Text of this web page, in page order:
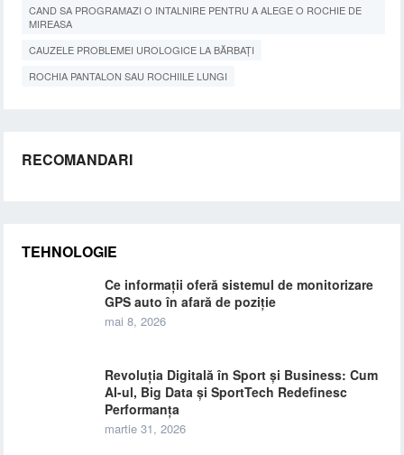
CAND SA PROGRAMAZI O INTALNIRE PENTRU A ALEGE O ROCHIE DE
MIREASA
CAUZELE PROBLEMEI UROLOGICE LA BĂRBAȚI
ROCHIA PANTALON SAU ROCHIILE LUNGI
RECOMANDARI
TEHNOLOGIE
Ce informații oferă sistemul de monitorizare
GPS auto în afară de poziție
mai 8, 2026
Revoluția Digitală în Sport și Business: Cum
AI-ul, Big Data și SportTech Redefinesc
Performanța
martie 31, 2026